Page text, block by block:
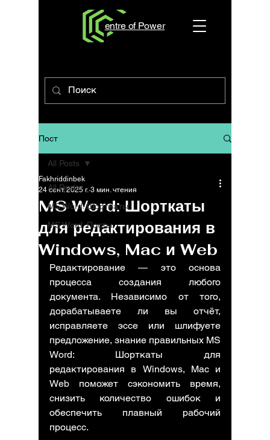
entre of Power
Пост
All Posts
MS Word: Шорткаты
MS Word: Посты
All Posts
MS Word: Шорткаты
для редактирования в
Windows, Mac и Web
Fakhriddinbek
24 сент. 2025 г. 3 мин. чтения
Редактирование — это основа
процесса создания любого
документа. Независимо от того,
дорабатываете ли вы отчёт,
исправляете эссе или шлифуете
предложение, знание правильных MS
Word: Шорткаты для
редактирования в Windows, Mac и
Web поможет сэкономить время,
снизить количество ошибок и
обеспечить плавный рабочий
процесс.